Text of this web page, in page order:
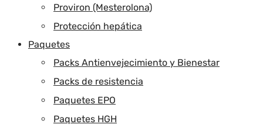
Proviron (Mesterolona)
Protección hepática
Paquetes
Packs Antienvejecimiento y Bienestar
Packs de resistencia
Paquetes EPO
Paquetes HGH